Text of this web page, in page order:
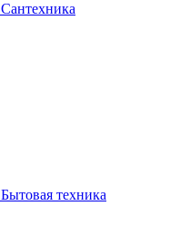
Сантехника
Бытовая техника